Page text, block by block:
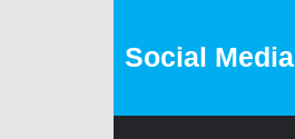
Social Media